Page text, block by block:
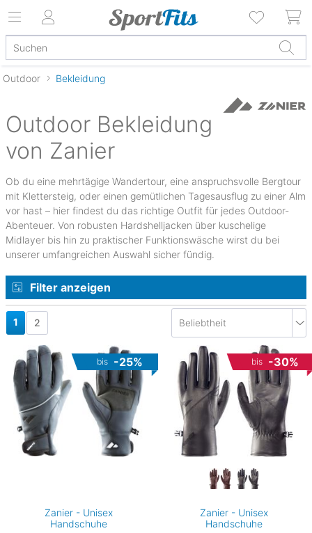
Outdoor Bekleidung
Outdoor Bekleidung
von Zanier
Ob du eine mehrtägige Wandertour, eine anspruchsvolle Bergtour
mit Klettersteig, oder einen gemütlichen Tagesausflug zu einer Alm
vor hast – hier findest du das richtige Outfit für jedes Outdoor-
Abenteuer. Von robusten Hardshelljacken über kuschelige
Midlayer bis hin zu praktischer Funktionswäsche wirst du bei
unserer umfangreichen Auswahl sicher fündig.
Filter anzeigen
1 2
bis -25%
Zanier - Unisex
Handschuhe
bis -30%
Zanier - Unisex
Handschuhe